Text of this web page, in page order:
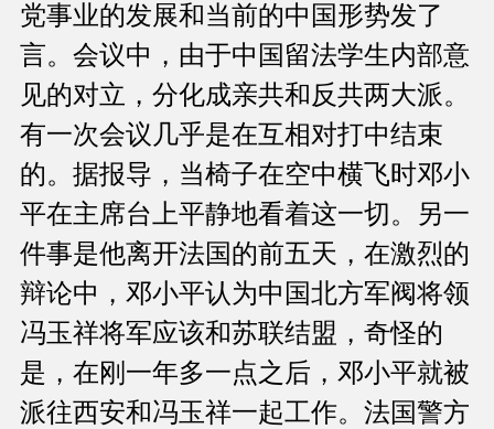
党事业的发展和当前的中国形势发了
言。会议中，由于中国留法学生内部意
见的对立，分化成亲共和反共两大派。
有一次会议几乎是在互相对打中结束
的。据报导，当椅子在空中横飞时邓小
平在主席台上平静地看着这一切。另一
件事是他离开法国的前五天，在激烈的
辩论中，邓小平认为中国北方军阀将领
冯玉祥将军应该和苏联结盟，奇怪的
是，在刚一年多一点之后，邓小平就被
派往西安和冯玉祥一起工作。法国警方